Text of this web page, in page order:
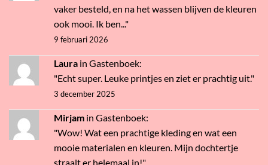
vaker besteld, en na het wassen blijven de kleuren
ook mooi. Ik ben..."
9 februari 2026
Laura in Gastenboek:
"Echt super. Leuke printjes en ziet er prachtig uit."
3 december 2025
Mirjam in Gastenboek:
"Wow! Wat een prachtige kleding en wat een
mooie materialen en kleuren. Mijn dochtertje
straalt er helemaal in!"